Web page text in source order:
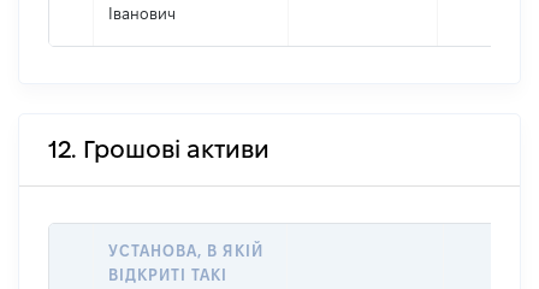
Іванович
12. Грошові активи
УСТАНОВА, В ЯКІЙ
ВІДКРИТІ ТАКІ